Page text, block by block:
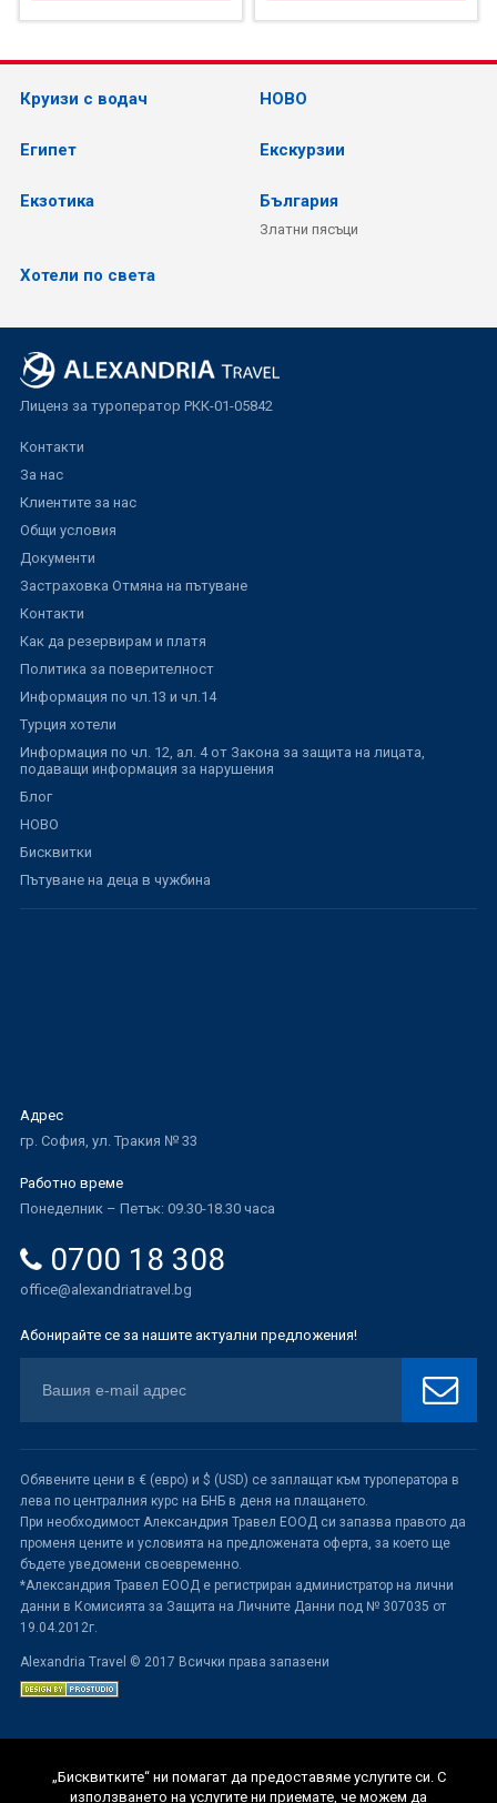
Круизи с водач НОВО
Египет Екскурзии
Екзотика България
Златни пясъци
Хотели по света
Лиценз за туроператор РКК-01-05842
Контакти
За нас
Клиентите за нас
Общи условия
Документи
Застраховка Отмяна на пътуване
Контакти
Как да резервирам и платя
Политика за поверителност
Информация по чл.13 и чл.14
Турция хотели
Информация по чл. 12, ал. 4 от Закона за защита на лицата,
подаващи информация за нарушения
Блог
НОВО
Бисквитки
Пътуване на деца в чужбина
Адрес
гр. София, ул. Тракия № 33
Работно време
Понеделник – Петък: 09.30-18.30 часа
0700 18 308
office@alexandriatravel.bg
Абонирайте се за нашите актуални предложения!
Обявените цени в € (евро) и $ (USD) се заплащат към туроператора в
лева по централния курс на БНБ в деня на плащането.
При необходимост Александрия Травел ЕООД си запазва правото да
променя цените и условията на предложената оферта, за което ще
бъдете уведомени своевременно.
*Александрия Травел ЕООД е регистриран администратор на лични
данни в Комисията за Защита на Личните Данни под № 307035 от
19.04.2012г.
Alexandria Travel © 2017 Всички права запазени
„Бисквитките“ ни помагат да предоставяме услугите си. С
използването на услугите ни приемате, че можем да